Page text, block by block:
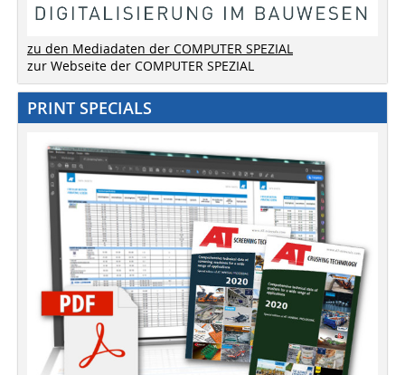
zu den Mediadaten der COMPUTER SPEZIAL
zur Webseite der COMPUTER SPEZIAL
PRINT SPECIALS